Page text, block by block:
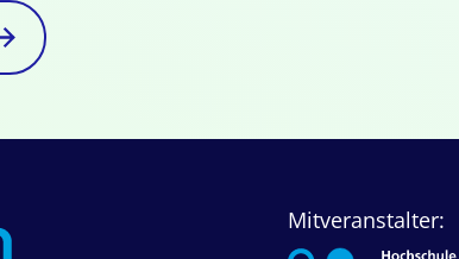
Mitveranstalter: